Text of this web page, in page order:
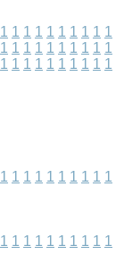
1 1 1 1 1 1 1 1 1 1
1 1 1 1 1 1 1 1 1 1
1 1 1 1 1 1 1 1 1 1
1 1 1 1 1 1 1 1 1 1
1 1 1 1 1 1 1 1 1 1